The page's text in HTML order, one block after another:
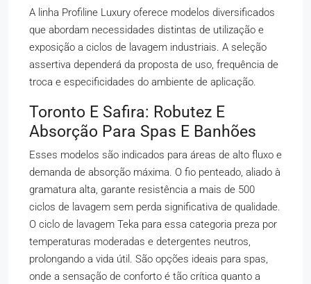
A linha Profiline Luxury oferece modelos diversificados
que abordam necessidades distintas de utilização e
exposição a ciclos de lavagem industriais. A seleção
assertiva dependerá da proposta de uso, frequência de
troca e especificidades do ambiente de aplicação.
Toronto E Safira: Robutez E
Absorção Para Spas E Banhões
Esses modelos são indicados para áreas de alto fluxo e
demanda de absorção máxima. O fio penteado, aliado à
gramatura alta, garante resistência a mais de 500
ciclos de lavagem sem perda significativa de qualidade.
O ciclo de lavagem Teka para essa categoria preza por
temperaturas moderadas e detergentes neutros,
prolongando a vida útil. São opções ideais para spas,
onde a sensação de conforto é tão crítica quanto a